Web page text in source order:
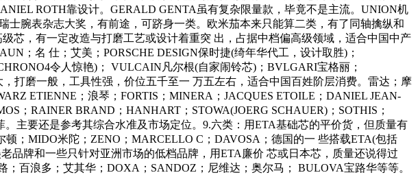
ROTH靠设计。GERALD GENTA虽有复杂限量款，毕竟不是主流。UNION机
腕表杂志大奖，有前途，可跻身一类。欧米茄本来只能算二类，有了同轴擒纵和
芯，有一定改造与打磨工艺或设计着重突 出，占据中档偏高级领域，适合中国中产
；名 仕；艾美；PORSCHE DESIGN保时捷(绮年华代工，设计取胜)；
令人惊艳)； VULCAIN凡尔根(自家闹铃芯)；BVLGARI宝格丽；
打磨一般，工具性强，价位五千至一 万五左右，适合中国百姓阶层消费。雷达；摩
ETIENNE；浪琴；FORTIS；MINERA；JACQUES ETOILE；DANIEL JEAN-
；RAINER BRAND；HANHART；STOWA(JOERG SCHAUER)；SOTHIS；
主要还是参考其综合水准及市场定位。9.六类：用ETA基础芯的平价货，但质量有
；MIDO米陀；ZENO；MARCELLO C；DAVOSA；德国的一 些搭载ETA(包括
品牌和一些只针对亚洲市场的低档品牌，用ETA廉价 芯或日本芯，质量还说得过
百浪多；艾其华；DOXA；SANDOZ；尼维达；奥尔马； BULOVA宝路华等等。